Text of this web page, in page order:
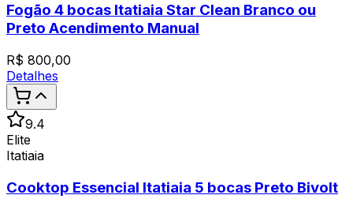
Fogão 4 bocas Itatiaia Star Clean Branco ou
Preto Acendimento Manual
R$ 800,00
Detalhes
9.4
Elite
Itatiaia
Cooktop Essencial Itatiaia 5 bocas Preto Bivolt